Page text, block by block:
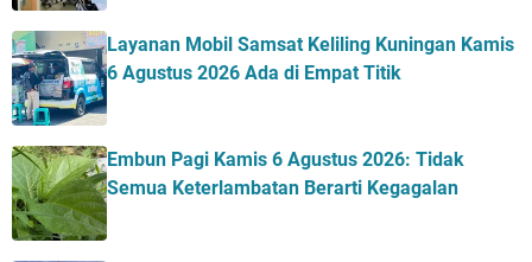
Layanan Mobil Samsat Keliling Kuningan Kamis
6 Agustus 2026 Ada di Empat Titik
Embun Pagi Kamis 6 Agustus 2026: Tidak
Semua Keterlambatan Berarti Kegagalan